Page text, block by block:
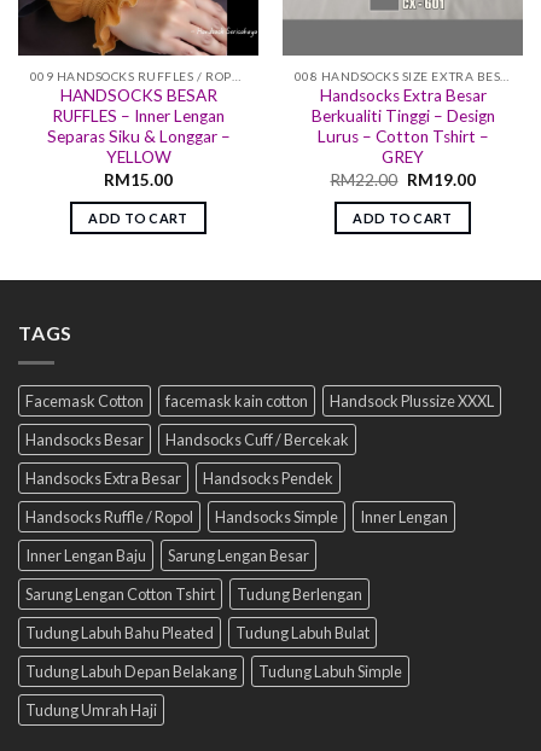
HANDSOCKS BESAR
RUFFLES – Inner Lengan
Separas Siku & Longgar –
YELLOW
RM15.00
ADD TO CART
Handsocks Extra Besar
Berkualiti Tinggi – Design
Lurus – Cotton Tshirt –
GREY
RM22.00 RM19.00
ADD TO CART
TAGS
Facemask Cotton facemask kain cotton
Handsock Plussize XXXL
Handsocks Besar
Handsocks Cuff / Bercekak
Handsocks Extra Besar
Handsocks Pendek
Handsocks Ruffle / Ropol
Handsocks Simple
Inner Lengan
Inner Lengan Baju
Sarung Lengan Besar
Sarung Lengan Cotton Tshirt
Tudung Berlengan
Tudung Labuh Bahu Pleated
Tudung Labuh Bulat
Tudung Labuh Depan Belakang
Tudung Labuh Simple
Tudung Umrah Haji